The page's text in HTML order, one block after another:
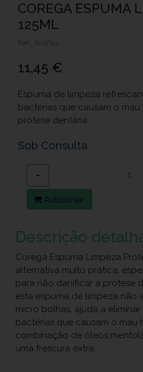
COREGA ESPUMA
125ML
Ref.: 6119743
11,45 €
Espuma de limpeza
bactérias que causam o mau
prótese dentária.
Sob Consulta
−
Adicionar
Descrição
Corega Espuma Limpeza
alternativa muito prática,
para não danificar a prótese
esta espuma de limpeza não
micro bolhas, ajuda a
bactérias que causam o mau
combinação de óleos
uma frescura extra.